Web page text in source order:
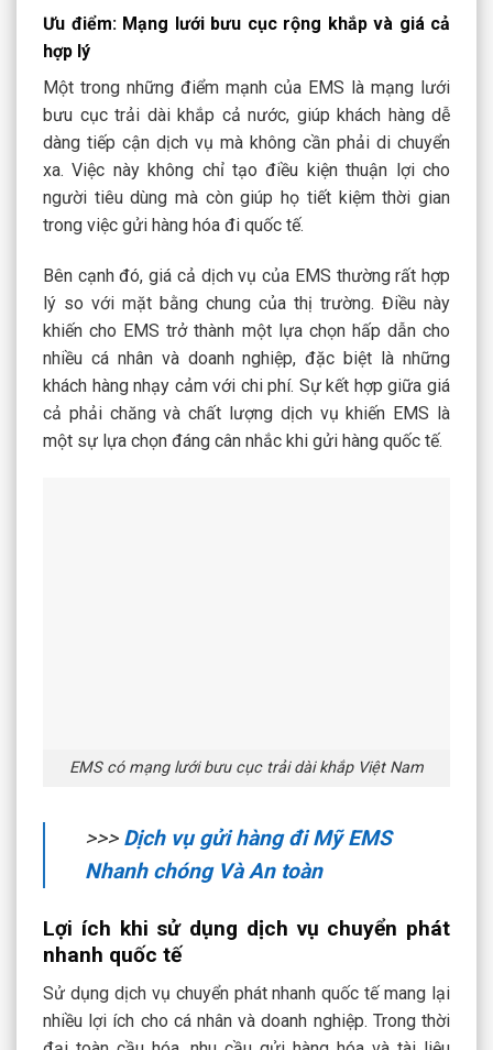
Ưu điểm: Mạng lưới bưu cục rộng khắp và giá cả
hợp lý
Một trong những điểm mạnh của EMS là mạng lưới
bưu cục trải dài khắp cả nước, giúp khách hàng dễ
dàng tiếp cận dịch vụ mà không cần phải di chuyển
xa. Việc này không chỉ tạo điều kiện thuận lợi cho
người tiêu dùng mà còn giúp họ tiết kiệm thời gian
trong việc gửi hàng hóa đi quốc tế.
Bên cạnh đó, giá cả dịch vụ của EMS thường rất hợp
lý so với mặt bằng chung của thị trường. Điều này
khiến cho EMS trở thành một lựa chọn hấp dẫn cho
nhiều cá nhân và doanh nghiệp, đặc biệt là những
khách hàng nhạy cảm với chi phí. Sự kết hợp giữa giá
cả phải chăng và chất lượng dịch vụ khiến EMS là
một sự lựa chọn đáng cân nhắc khi gửi hàng quốc tế.
EMS có mạng lưới bưu cục trải dài khắp Việt Nam
>>> Dịch vụ gửi hàng đi Mỹ EMS
Nhanh chóng Và An toàn
Lợi ích khi sử dụng dịch vụ chuyển phát
nhanh quốc tế
Sử dụng dịch vụ chuyển phát nhanh quốc tế mang lại
nhiều lợi ích cho cá nhân và doanh nghiệp. Trong thời